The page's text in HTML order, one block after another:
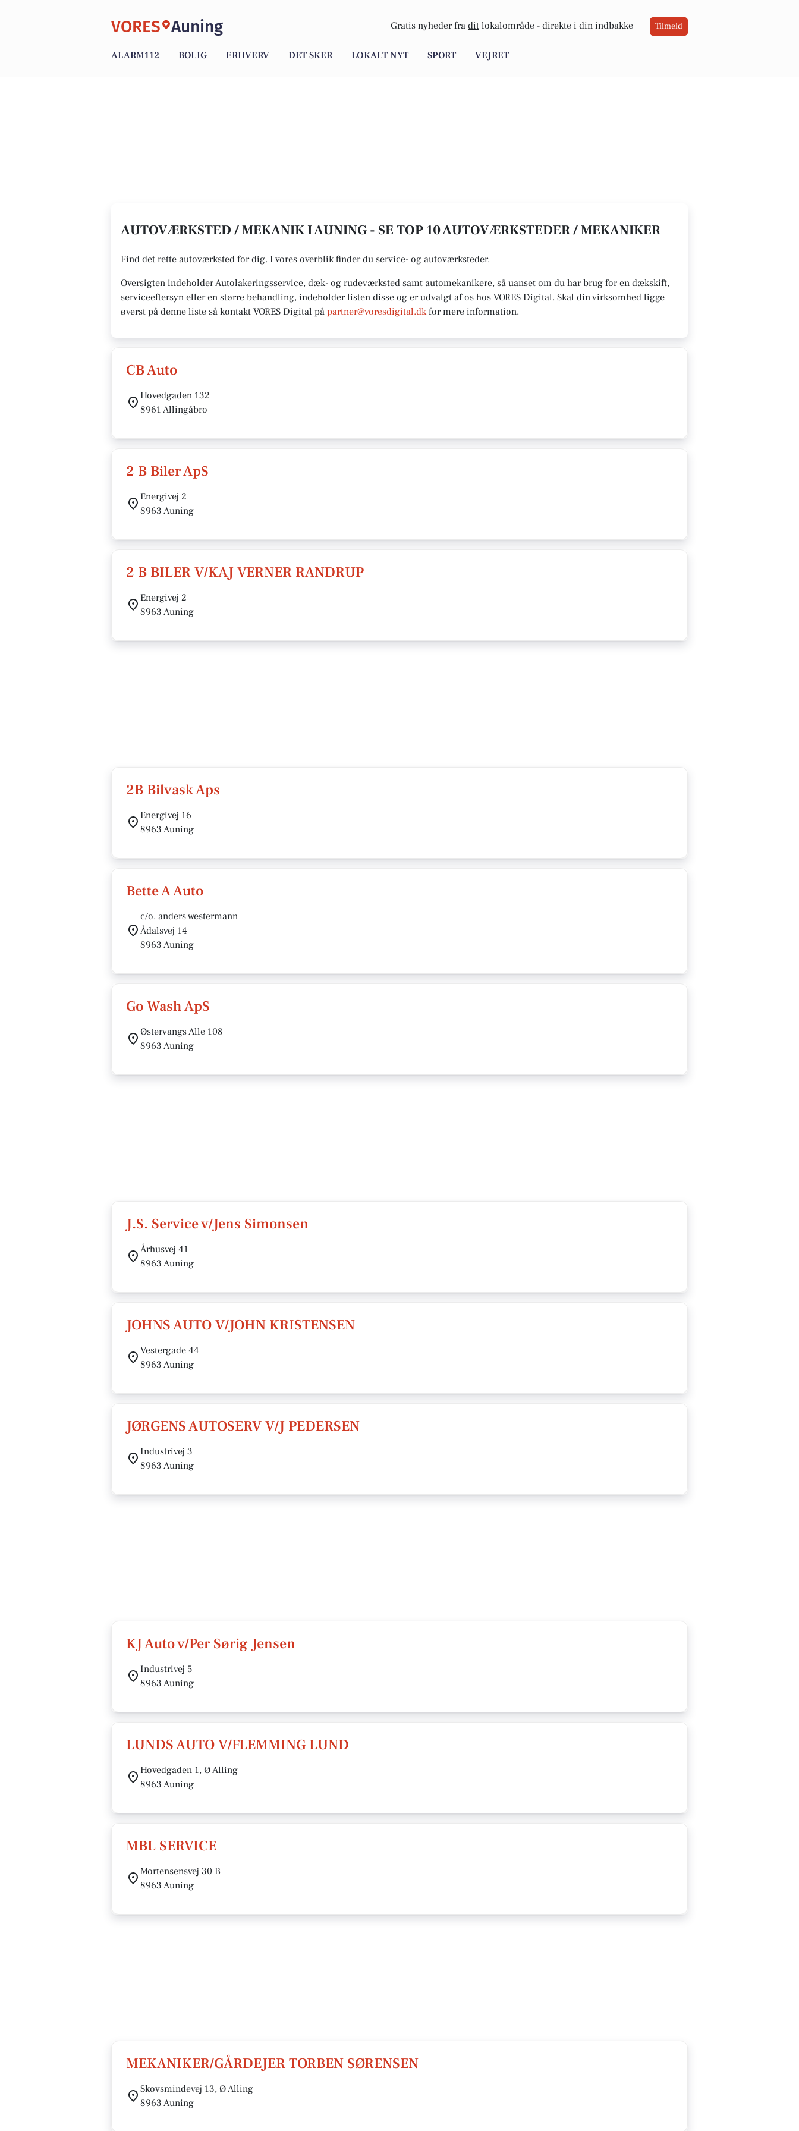
VORES Auning Gratis nyheder fra dit lokalområde - direkte i din indbakke Tilmeld
ALARM112 BOLIG ERHVERV DET SKER LOKALT NYT SPORT VEJRET
AUTOVÆRKSTED / MEKANIK I AUNING - SE TOP 10 AUTOVÆRKSTEDER / MEKANIKER
Find det rette autoværksted for dig. I vores overblik finder du service- og autoværksteder.
Oversigten indeholder Autolakeringsservice, dæk- og rudeværksted samt automekanikere, så uanset om du har brug for en dækskift,
serviceeftersyn eller en større behandling, indeholder listen disse og er udvalgt af os hos VORES Digital. Skal din virksomhed ligge
øverst på denne liste så kontakt VORES Digital på partner@voresdigital.dk for mere information.
CB Auto
Hovedgaden 132
8961 Allingåbro
2 B Biler ApS
Energivej 2
8963 Auning
2 B BILER V/KAJ VERNER RANDRUP
Energivej 2
8963 Auning
2B Bilvask Aps
Energivej 16
8963 Auning
Bette A Auto
c/o. anders westermann
Ådalsvej 14
8963 Auning
Go Wash ApS
Østervangs Alle 108
8963 Auning
J.S. Service v/Jens Simonsen
Århusvej 41
8963 Auning
JOHNS AUTO V/JOHN KRISTENSEN
Vestergade 44
8963 Auning
JØRGENS AUTOSERV V/J PEDERSEN
Industrivej 3
8963 Auning
KJ Auto v/Per Sørig Jensen
Industrivej 5
8963 Auning
LUNDS AUTO V/FLEMMING LUND
Hovedgaden 1, Ø Alling
8963 Auning
MBL SERVICE
Mortensensvej 30 B
8963 Auning
MEKANIKER/GÅRDEJER TORBEN SØRENSEN
Skovsmindevej 13, Ø Alling
8963 Auning